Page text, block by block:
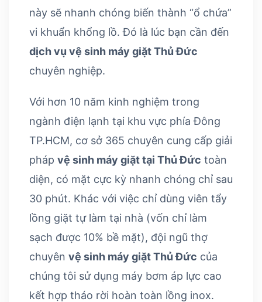
này sẽ nhanh chóng biến thành “ổ chứa”
vi khuẩn khổng lồ. Đó là lúc bạn cần đến
dịch vụ vệ sinh máy giặt Thủ Đức
chuyên nghiệp.
Với hơn 10 năm kinh nghiệm trong
ngành điện lạnh tại khu vực phía Đông
TP.HCM, cơ sở 365 chuyên cung cấp giải
pháp vệ sinh máy giặt tại Thủ Đức toàn
diện, có mặt cực kỳ nhanh chóng chỉ sau
30 phút. Khác với việc chỉ dùng viên tẩy
lồng giặt tự làm tại nhà (vốn chỉ làm
sạch được 10% bề mặt), đội ngũ thợ
chuyên vệ sinh máy giặt Thủ Đức của
chúng tôi sử dụng máy bơm áp lực cao
kết hợp tháo rời hoàn toàn lồng inox.